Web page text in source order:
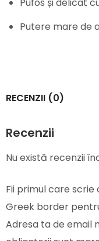
Pufos și delicat
Putere mare de
RECENZII (0)
Recenzii
Nu există recenzii
Fii primul care scrie
Greek border
Adresa ta de email